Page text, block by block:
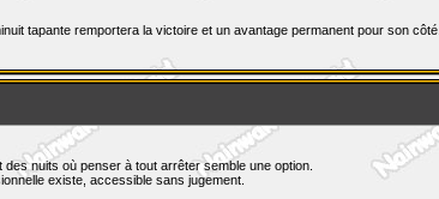
tapante remportera la victoire et un avantage permanent pour son côté.
nuits où penser à tout arrêter semble une option.
existe, accessible sans jugement.